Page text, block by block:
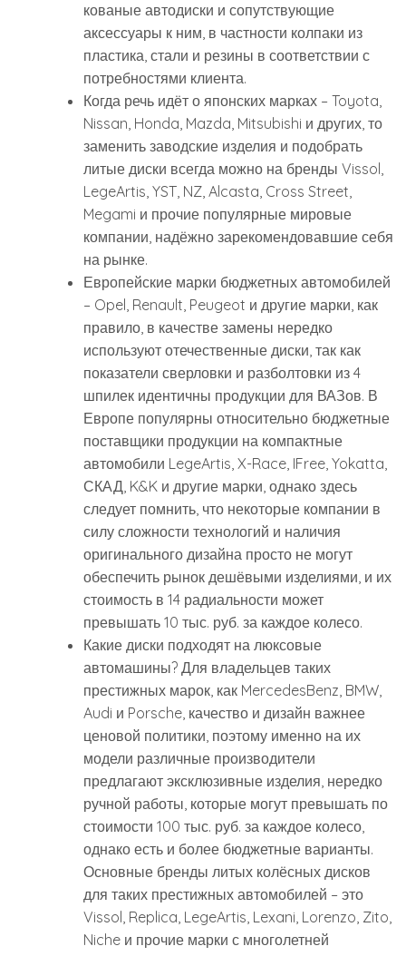
кованые автодиски и сопутствующие
аксессуары к ним, в частности колпаки из
пластика, стали и резины в соответствии с
потребностями клиента.
Когда речь идёт о японских марках – Toyota,
Nissan, Honda, Mazda, Mitsubishi и других, то
заменить заводские изделия и подобрать
литые диски всегда можно на бренды Vissol,
LegeArtis, YST, NZ, Alcasta, Cross Street,
Megami и прочие популярные мировые
компании, надёжно зарекомендовавшие себя
на рынке.
Европейские марки бюджетных автомобилей
– Opel, Renault, Peugeot и другие марки, как
правило, в качестве замены нередко
используют отечественные диски, так как
показатели сверловки и разболтовки из 4
шпилек идентичны продукции для ВАЗов. В
Европе популярны относительно бюджетные
поставщики продукции на компактные
автомобили LegeArtis, X-Race, IFree, Yokatta,
СКАД, K&K и другие марки, однако здесь
следует помнить, что некоторые компании в
силу сложности технологий и наличия
оригинального дизайна просто не могут
обеспечить рынок дешёвыми изделиями, и их
стоимость в 14 радиальности может
превышать 10 тыс. руб. за каждое колесо.
Какие диски подходят на люксовые
автомашины? Для владельцев таких
престижных марок, как MercedesBenz, BMW,
Audi и Porsche, качество и дизайн важнее
ценовой политики, поэтому именно на их
модели различные производители
предлагают эксклюзивные изделия, нередко
ручной работы, которые могут превышать по
стоимости 100 тыс. руб. за каждое колесо,
однако есть и более бюджетные варианты.
Основные бренды литых колёсных дисков
для таких престижных автомобилей – это
Vissol, Replica, LegeArtis, Lexani, Lorenzo, Zito,
Niche и прочие марки с многолетней